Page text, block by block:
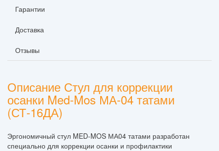
Гарантии
Доставка
Отзывы
Описание Стул для коррекции
осанки Med-Mos МА-04 татами
(СТ-16ДА)
Эргономичный стул MED-MOS МА04 татами разработан
специально для коррекции осанки и профилактики